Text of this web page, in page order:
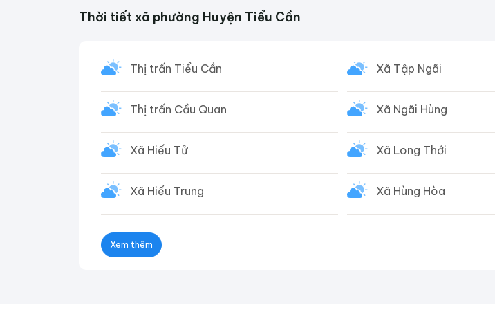
Thời tiết xã phường Huyện Tiểu Cần
Thị trấn Tiểu Cần
Thị trấn Cầu Quan
Xã Hiếu Tử
Xã Hiếu Trung
Xã Tập Ngãi
Xã Ngãi Hùng
Xã Long Thới
Xã Hùng Hòa
Xem thêm